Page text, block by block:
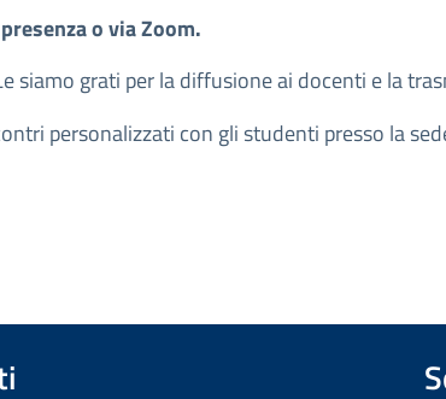
o via Zoom.
siamo grati per la diffusione ai docenti e la
personalizzati con gli studenti presso la